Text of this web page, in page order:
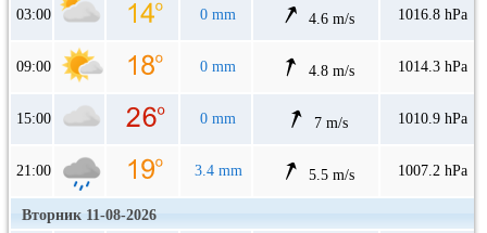
03:00 0 mm 4.6 m/s 1016.8 hPa
09:00 0 mm 4.8 m/s 1014.3 hPa
15:00 0 mm 7 m/s 1010.9 hPa
21:00 3.4 mm 5.5 m/s 1007.2 hPa
Вторник 11-08-2026